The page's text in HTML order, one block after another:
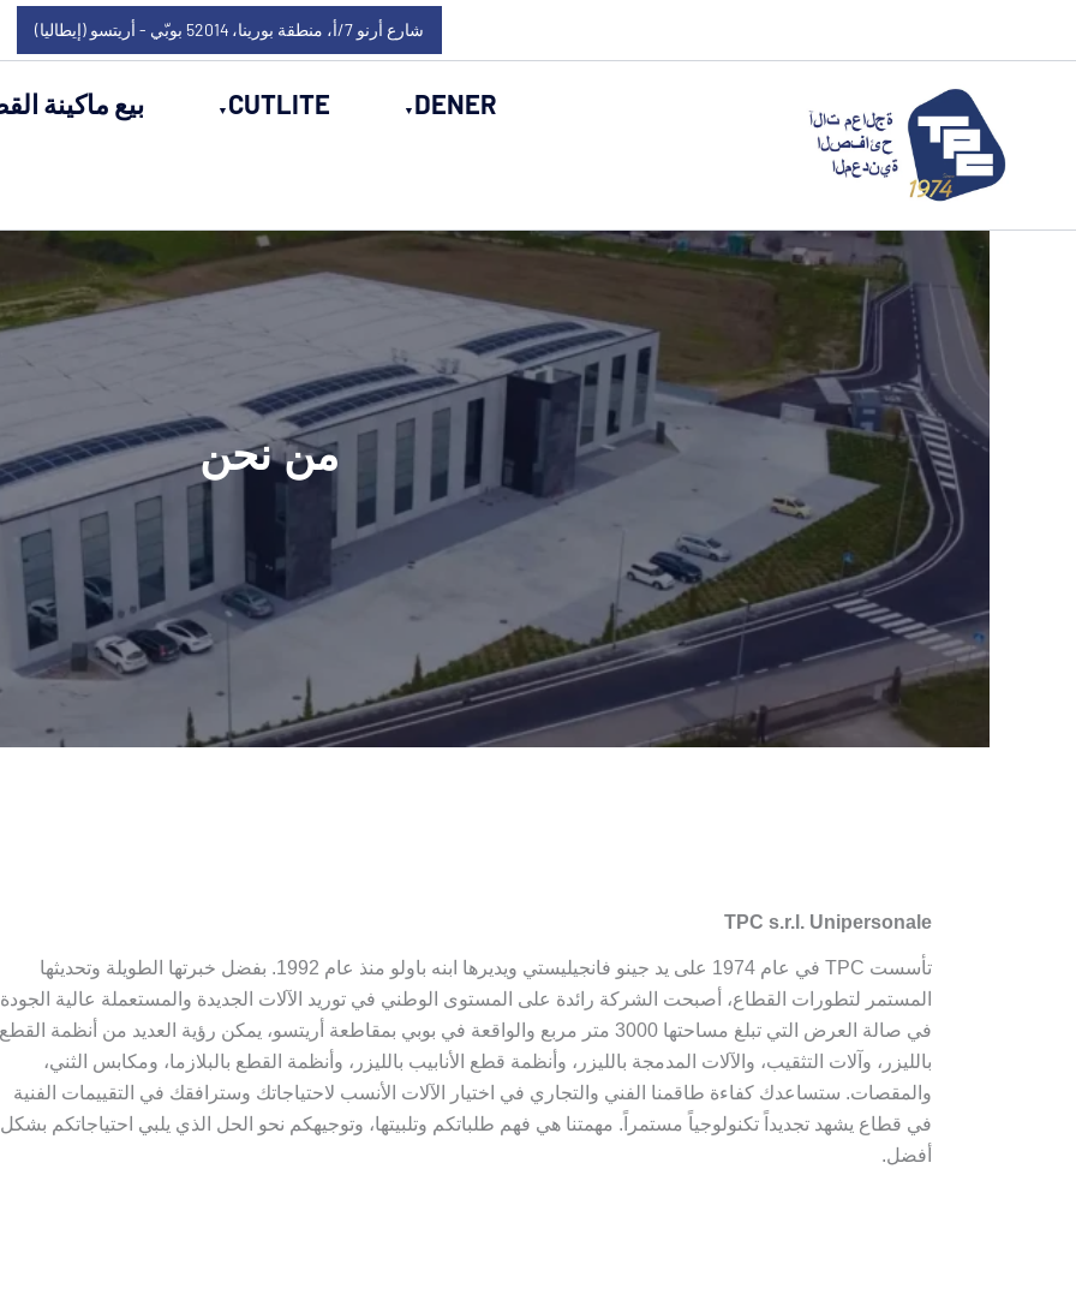
شارع أرنو 7/أ، منطقة بورينا، 52014 بوبّي - أريتسو (إيطاليا)
DENER
CUTLITE بيع ماكينة
من نحن
TPC s.r.l. Unipersonale
تأسست TPC في عام 1974 على يد جينو فانجيليستي ويديرها ابنه باولو منذ عام 1992. بفضل خبرتها الطويلة وتحديثها
المستمر لتطورات القطاع، أصبحت الشركة رائدة على المستوى الوطني في توريد الآلات الجديدة والمستعملة عالية
في صالة العرض التي تبلغ مساحتها 3000 متر مربع والواقعة في بوبي بمقاطعة أريتسو، يمكن رؤية العديد من أنظمة القطع
بالليزر، وآلات التثقيب، والآلات المدمجة بالليزر، وأنظمة قطع الأنابيب بالليزر، وأنظمة القطع بالبلازما، ومكابس الثني،
والمقصات. ستساعدك كفاءة طاقمنا الفني والتجاري في اختيار الآلات الأنسب لاحتياجاتك وسترافقك في التقييمات الفنية
في قطاع يشهد تجديداً تكنولوجياً مستمراً. مهمتنا هي فهم طلباتكم وتلبيتها، وتوجيهكم نحو الحل الذي يلبي احتياجاتكم بشكل
أفضل.